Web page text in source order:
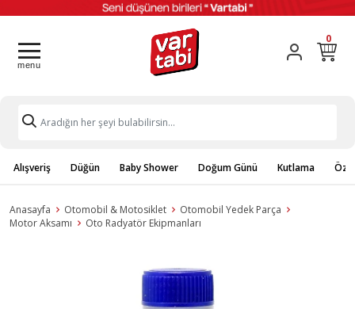
0
Alışveriş Düğün Baby Shower Doğum Günü Kutlama
Anasayfa Otomobil & Motosiklet
Otomobil Yedek Parça
Motor Aksamı
Oto Radyatör Ekipmanları